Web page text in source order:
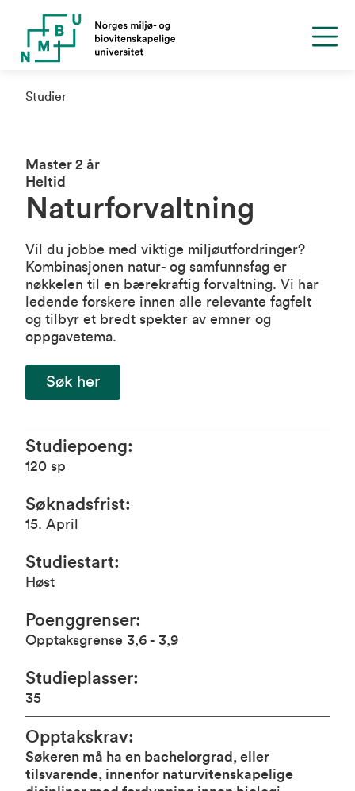
Studier
Master 2 år
Heltid
Naturforvaltning
Vil du jobbe med viktige miljøutfordringer?
Kombinasjonen natur- og samfunnsfag er
nøkkelen til en bærekraftig forvaltning. Vi har
ledende forskere innen alle relevante fagfelt
og tilbyr et bredt spekter av emner og
oppgavetema.
Søk her
Studiepoeng:
120 sp
Søknadsfrist:
15. April
Studiestart:
Høst
Poenggrenser:
Opptaksgrense 3,6 - 3,9
Studieplasser:
35
Opptakskrav:
Søkeren må ha en bachelorgrad, eller
tilsvarende, innenfor naturvitenskapelige